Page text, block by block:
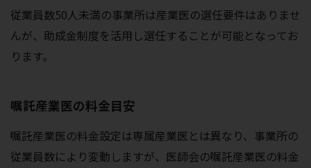
従業員数50人未満の事業所は産業医の選任要件はありませ
んが、助成金制度を活用し選任することが可能となってお
ります。
嘱託産業医の料金目安
嘱託産業医の料金設定は専属産業医とは異なり、事業所の
従業員数により変動しますが、医師会の嘱託産業医の料金